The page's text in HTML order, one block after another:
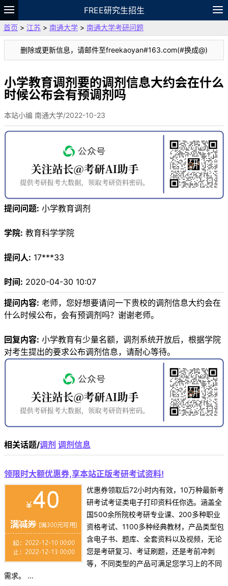
FREE研究生招生
题库
故事 专题 APP 笔记
VIP
资料
首页 > 江苏 > 南通大学 > 南通大学考研问题
删除或更新信息，请邮件至freekaoyan#163.com(#换成@)
小学教育调剂要的调剂信息大约会在什么
时候公布会有预调剂吗
本站小编 南通大学/2022-10-23
提问问题: 小学教育调剂
学院: 教育科学学院
提问人: 17***33
时间: 2020-04-30 10:07
提问内容: 老师，您好想要请问一下贵校的调剂信息大约会在
什么时候公布，会有预调剂吗？谢谢老师。
回复内容: 小学教育有少量名额，调剂系统开放后，根据学院
对考生提出的要求公布调剂信息，请耐心等待。
相关话题/调剂 调剂信息
领限时大额优惠券,享本站正版考研考试资料!
优惠券领取后72小时内有效，10万种最新考
研考试考证类电子打印资料任你选。涵盖全
国500余所院校考研专业课、200多种职业
资格考试、1100多种经典教材，产品类型包
含电子书、题库、全套资料以及视频，无论
您是考研复习、考证刷题，还是考前冲刺
等，不同类型的产品可满足您学习上的不同
需求。 ...